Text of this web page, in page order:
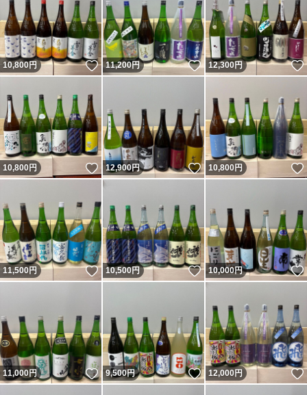
10,800円 いいね！
11,200円 いいね！
12,300円
10,800円 いいね！
12,900円 いいね！
10,800円
11,500円 いいね！
10,500円 いいね！
10,000円
11,000円 いいね！
9,500円 いいね！
12,000円